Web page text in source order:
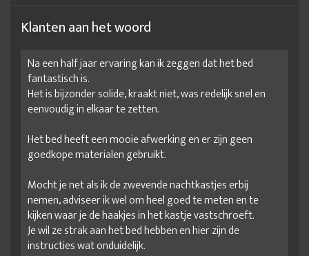
Klanten aan het woord
Na een half jaar ervaring kan ik zeggen dat het bed
fantastisch is.
Het is bijzonder solide, kraakt niet, was redelijk snel en
eenvoudig in elkaar te zetten.
Het bed heeft een mooie afwerking en er zijn geen
goedkope materialen gebruikt.
Mocht je net als ik de zwevende nachtkastjes erbij
nemen, adviseer ik wel om heel goed te meten en te
kijken waar je de haakjes in het kastje vastschroeft.
Je wil ze strak aan het bed hebben en hier zijn de
instructies wat onduidelijk.